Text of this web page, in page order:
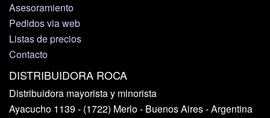
Asesoramiento
Pedidos via web
Listas de precios
Contacto
DISTRIBUIDORA ROCA
Distribuidora mayorista y minorista
Ayacucho 1139 - (1722) Merlo - Buenos Aires - Argentina